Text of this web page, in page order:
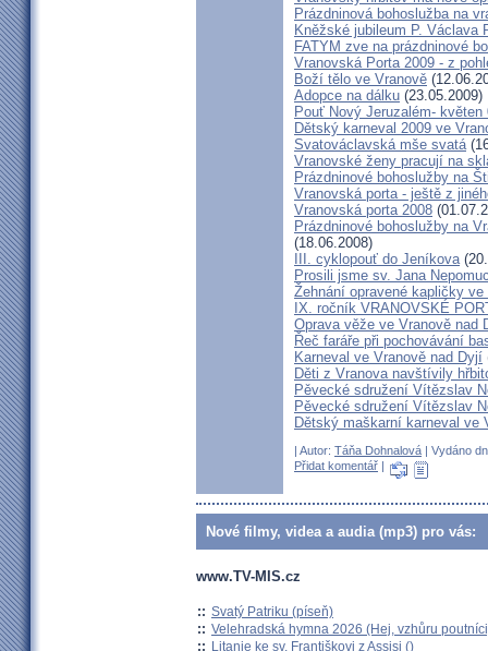
Prázdninová bohoslužba na
Kněžské jubileum P. Václava
FATYM zve na prázdninové
Vranovská Porta 2009 - z
Boží tělo ve Vranově
Adopce na dálku (23.05.2009)
Pouť Nový Jeruzalém- květen
Dětský karneval 2009 ve
Svatováclavská mše svatá
Vranovské ženy pracují na
Prázdninové bohoslužby na
Vranovská porta - ještě z
Vranovská porta 2008
Prázdninové bohoslužby na
(18.06.2008)
III. cyklopouť do Jeníkova
Prosili jsme sv. Jana
Žehnání opravené kapličky
IX. ročník VRANOVSKÉ
Oprava věže ve Vranově nad
Řeč faráře při pochovávání
Karneval ve Vranově nad Dyjí
Děti z Vranova navštívily
Pěvecké sdružení Vítězslav
Pěvecké sdružení Vítězslav
Dětský maškarní karneval ve
| Autor: Táňa Dohnalová | Vydáno
Přidat komentář |
Nové filmy, videa a audia (mp3) pro vás:
www.TV-MIS.cz
:: Svatý Patriku (píseň)
:: Velehradská hymna 2026 (Hej, vzhůru
:: Litanie ke sv. Františkovi z Assisi ()